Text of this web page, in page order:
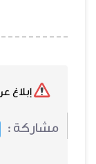
مشاركة :